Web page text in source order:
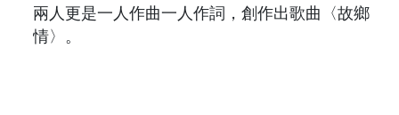
兩人更是一人作曲一人作詞，創作出歌曲〈故鄉
情〉。